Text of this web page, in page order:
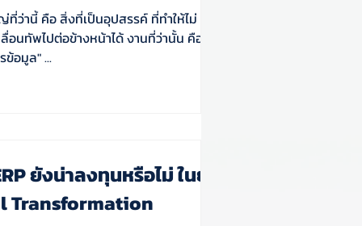
ที่ว่านี้ คือ สิ่งที่เป็นอุปสรรค์ ที่ทำให้ไม่
พไปต่อข้างหน้าได้ งานที่ว่านั้น คือ
"การจัดการข้อมูล" ...
ยังน่าลงทุนหรือไม่ ในยุค
Transformation